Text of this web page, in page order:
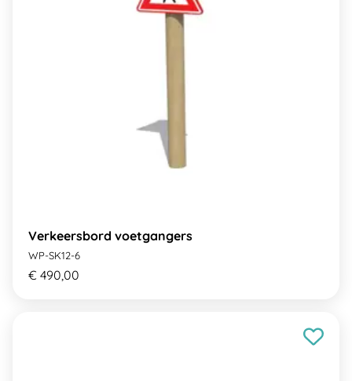
Verkeersbord voetgangers
WP-SK12-6
€ 490,00